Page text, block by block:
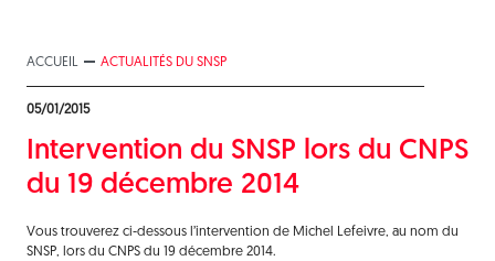
ACCUEIL ACTUALITÉS DU SNSP
05/01/2015
Intervention du SNSP lors du CNPS
du 19 décembre 2014
Vous trouverez ci-dessous l’intervention de Michel Lefeivre, au nom du
SNSP, lors du CNPS du 19 décembre 2014.